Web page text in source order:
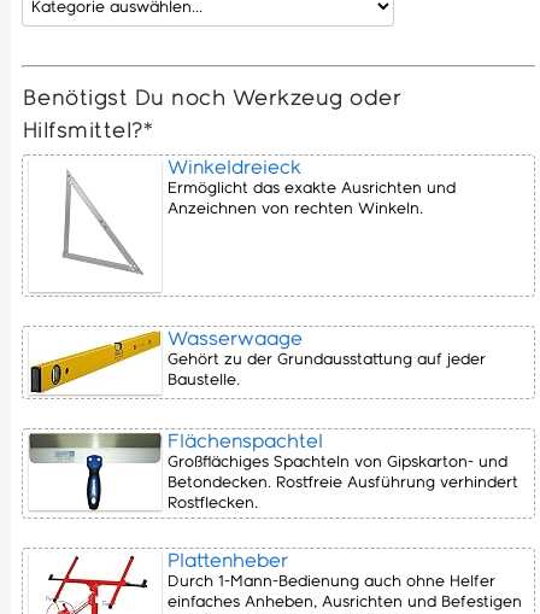
Benötigst Du noch Werkzeug oder
Hilfsmittel?*
Winkeldreieck
Ermöglicht das exakte Ausrichten und
Anzeichnen von rechten Winkeln.
Wasserwaage
Gehört zu der Grundausstattung auf jeder
Baustelle.
Flächenspachtel
Großflächiges Spachteln von Gipskarton- und
Betondecken. Rostfreie Ausführung verhindert
Rostflecken.
Plattenheber
Durch 1-Mann-Bedienung auch ohne Helfer
einfaches Anheben, Ausrichten und Befestigen